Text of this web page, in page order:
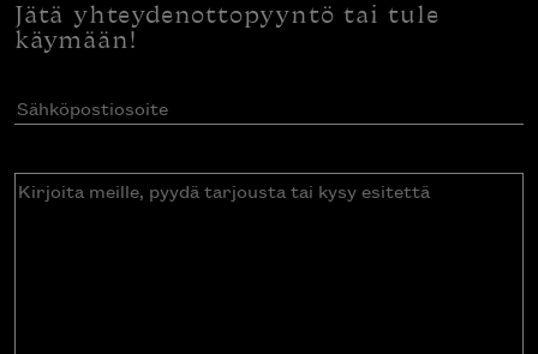
Jätä yhteydenottopyyntö tai tule
käymään!
Sähköpostiosoite(Pakollinen)
Kirjoita